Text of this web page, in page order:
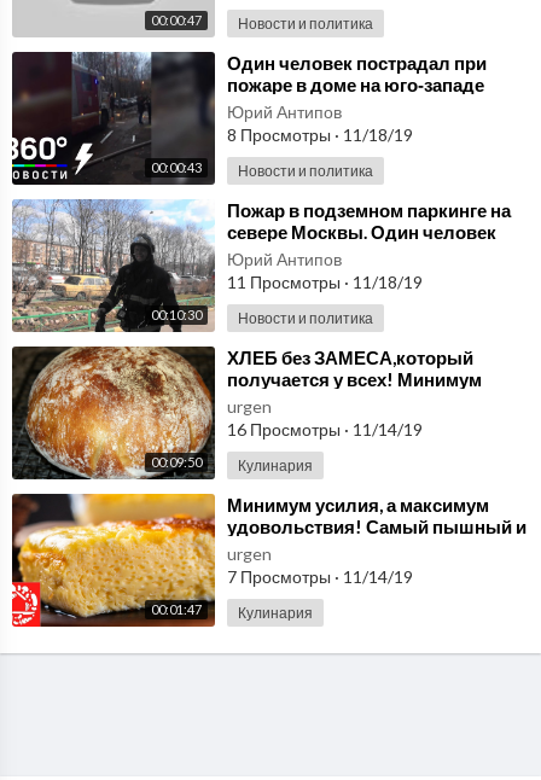
00:00:47 Новости и политика
00:00:43
⁣Один человек пострадал при
пожаре в доме на юго‐западе
Москвы
Юрий Антипов
8 Просмотры · 11/18/19
Новости и политика
00:10:30
⁣Пожар в подземном паркинге на
севере Москвы. Один человек
пострадал
Юрий Антипов
11 Просмотры · 11/18/19
Новости и политика
00:09:50
⁣ХЛЕБ без ЗАМЕСА,который
получается у всех! Минимум
усилий и великолепный 100%
результат!!!
urgen
16 Просмотры · 11/14/19
Кулинария
00:01:47
⁣Минимум усилия, а максимум
удовольствия! Самый пышный и
легкий омлет!
urgen
7 Просмотры · 11/14/19
Кулинария